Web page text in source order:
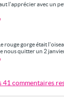
l'apprécier avec un
rouge gorge était
nous quitter un 2
41 commentaires